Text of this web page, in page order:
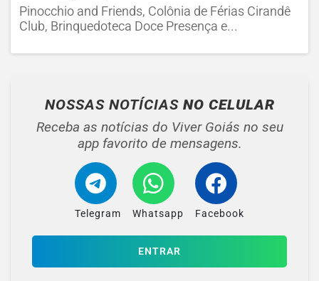
Pinocchio and Friends, Colônia de Férias Cirandê
Club, Brinquedoteca Doce Presença e...
NOSSAS NOTÍCIAS NO CELULAR
Receba as notícias do Viver Goiás no seu
app favorito de mensagens.
Telegram Whatsapp Facebook
ENTRAR